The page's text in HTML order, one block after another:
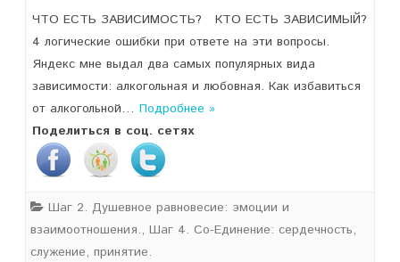
ЧТО ЕСТЬ ЗАВИСИМОСТЬ? КТО ЕСТЬ ЗАВИСИМЫЙ?
4 логические ошибки при ответе на эти вопросы.
Яндекс мне выдал два самых популярных вида
зависимости: алкогольная и любовная. Как избавиться
от алкогольной… Подробнее »
Поделиться в соц. сетях
Шаг 2. Душевное равновесие: эмоции и
взаимоотношения., Шаг 4. Со-Единение: сердечность,
служение, принятие.